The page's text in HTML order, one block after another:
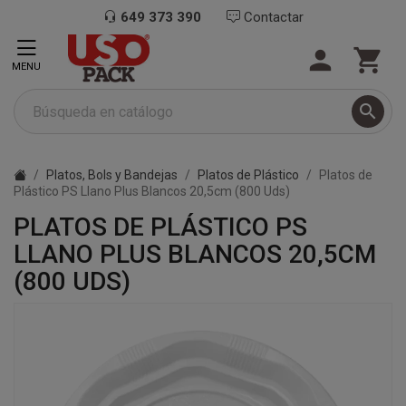
649 373 390 Contactar

 
MENU
Platos, Bols y Bandejas Platos de Plástico
Platos de
Plástico PS Llano Plus Blancos 20,5cm (800 Uds)
PLATOS DE PLÁSTICO PS
LLANO PLUS BLANCOS 20,5CM
(800 UDS)